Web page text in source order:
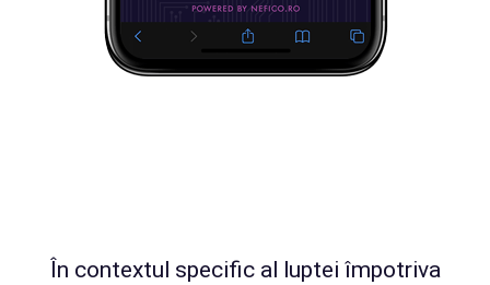
În contextul specific al luptei împotriva